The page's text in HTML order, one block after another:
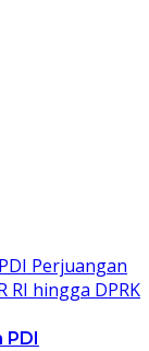
PDI